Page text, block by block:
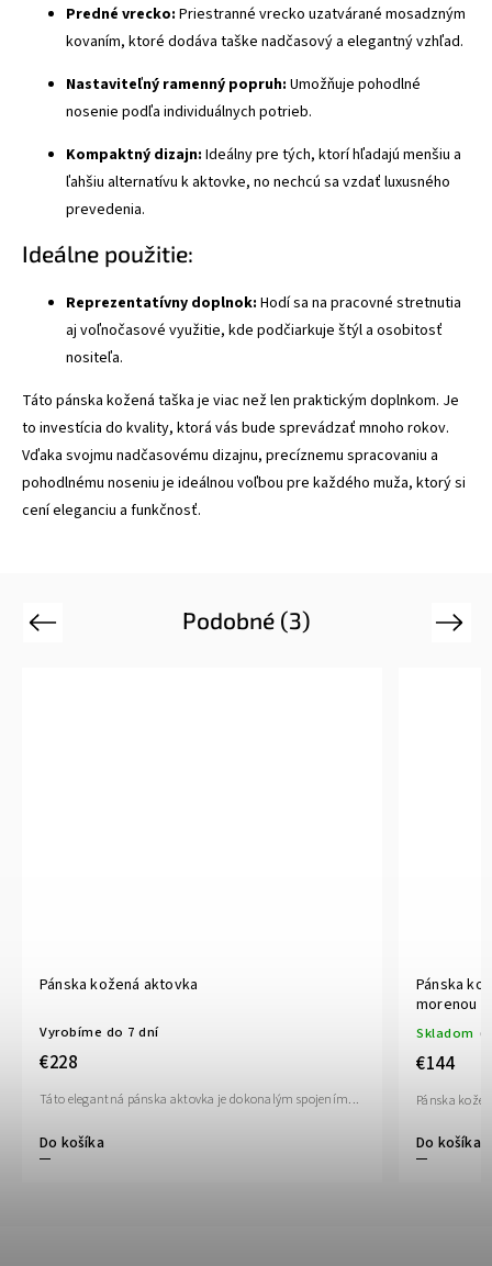
Predné vrecko: Priestranné vrecko uzatvárané mosadzným
kovaním, ktoré dodáva taške nadčasový a elegantný vzhľad.
Nastaviteľný ramenný popruh: Umožňuje pohodlné
nosenie podľa individuálnych potrieb.
Kompaktný dizajn: Ideálny pre tých, ktorí hľadajú menšiu a
ľahšiu alternatívu k aktovke, no nechcú sa vzdať luxusného
prevedenia.
Ideálne použitie:
Reprezentatívny doplnok: Hodí sa na pracovné stretnutia
aj voľnočasové využitie, kde podčiarkuje štýl a osobitosť
nositeľa.
Táto pánska kožená taška je viac než len praktickým doplnkom. Je
to investícia do kvality, ktorá vás bude sprevádzať mnoho rokov.
Vďaka svojmu nadčasovému dizajnu, precíznemu spracovaniu a
pohodlnému noseniu je ideálnou voľbou pre každého muža, ktorý si
cení eleganciu a funkčnosť.
Podobné (3)
Previous
Pánska kožená aktovka
Vyrobíme do 7 dní
€228
Do košíka
Táto elegantná pánska aktovka je dokonalým spojením...
Pánska
morenou
Skladom
€144
Do košíka
Pánska
Next